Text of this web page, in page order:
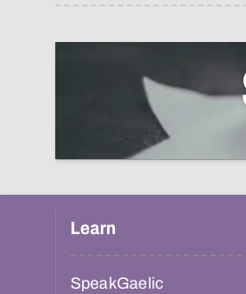
Learn
SpeakGaelic